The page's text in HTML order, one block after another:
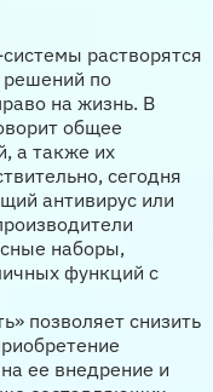
растворятся
решений по
на жизнь. В
общее
а также их
сегодня
антивирус или
наборы,
функций с
позволяет снизить
ее внедрение и